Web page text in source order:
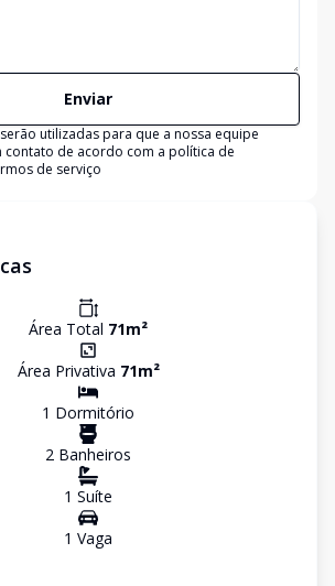
Enviar
utilizadas para que a nossa equipe
contato de acordo com a política de
de serviço
Área Total 71m²
Área Privativa 71m²
1 Dormitório
2 Banheiros
1 Suíte
1 Vaga